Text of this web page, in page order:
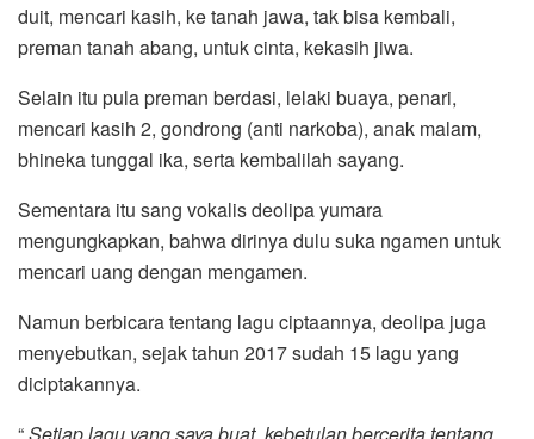
duit, mencari kasih, ke tanah jawa, tak bisa kembali,
preman tanah abang, untuk cinta, kekasih jiwa.
Selain itu pula preman berdasi, lelaki buaya, penari,
mencari kasih 2, gondrong (anti narkoba), anak malam,
bhineka tunggal ika, serta kembalilah sayang.
Sementara itu sang vokalis deolipa yumara
mengungkapkan, bahwa dirinya dulu suka ngamen untuk
mencari uang dengan mengamen.
Namun berbicara tentang lagu ciptaannya, deolipa juga
menyebutkan, sejak tahun 2017 sudah 15 lagu yang
diciptakannya.
“Setiap lagu yang saya buat, kebetulan bercerita tentang